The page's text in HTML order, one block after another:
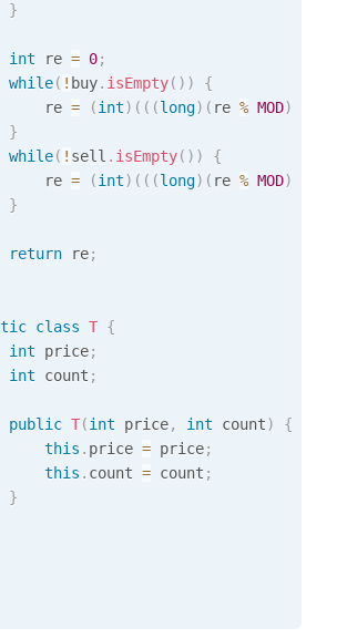
}
int re = 0;
while( ! buy. isEmpty( ) )
{
re
= (int) ( ( (long) ( re % MOD)
}
while( ! sell . isEmpty( ) )
{
re
= (int) ( ( (long) ( re % MOD)
}
return re;
class T {
int price;
int count ;
public T(int price, int count)
{
this . price = price;
this . count = count ;
}